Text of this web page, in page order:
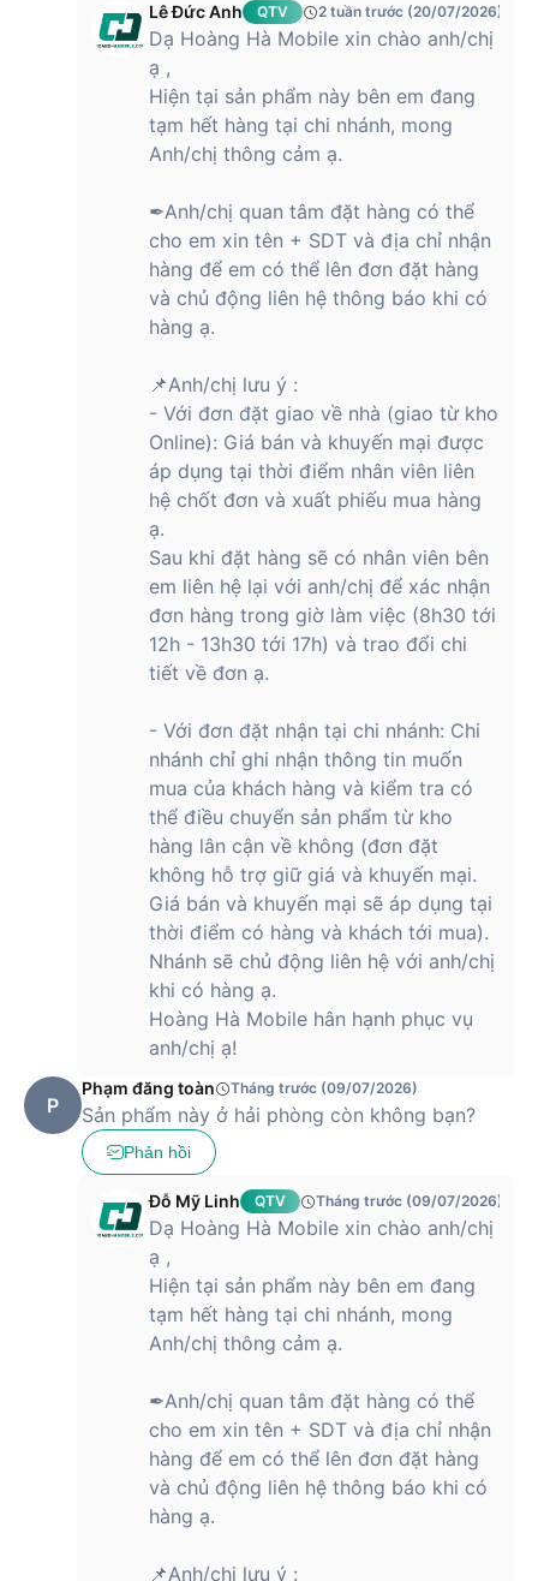
Lê Đức Anh QTV 2 tuần trước (20/07/2026)
Dạ Hoàng Hà Mobile xin chào anh/chị
ạ ,
Hiện tại sản phẩm này bên em đang
tạm hết hàng tại chi nhánh, mong
Anh/chị thông cảm ạ.
✒Anh/chị quan tâm đặt hàng có thể
cho em xin tên + SDT và địa chỉ nhận
hàng để em có thể lên đơn đặt hàng
và chủ động liên hệ thông báo khi có
hàng ạ.
📌Anh/chị lưu ý :
- Với đơn đặt giao về nhà (giao từ kho
Online): Giá bán và khuyến mại được
áp dụng tại thời điểm nhân viên liên
hệ chốt đơn và xuất phiếu mua hàng
ạ.
Sau khi đặt hàng sẽ có nhân viên bên
em liên hệ lại với anh/chị để xác nhận
đơn hàng trong giờ làm việc (8h30 tới
12h - 13h30 tới 17h) và trao đổi chi
tiết về đơn ạ.
- Với đơn đặt nhận tại chi nhánh: Chi
nhánh chỉ ghi nhận thông tin muốn
mua của khách hàng và kiểm tra có
thể điều chuyển sản phẩm từ kho
hàng lân cận về không (đơn đặt
không hỗ trợ giữ giá và khuyến mại.
Giá bán và khuyến mại sẽ áp dụng tại
thời điểm có hàng và khách tới mua).
Nhánh sẽ chủ động liên hệ với anh/chị
khi có hàng ạ.
Hoàng Hà Mobile hân hạnh phục vụ
anh/chị ạ!
P
Phạm đăng toàn Tháng trước (09/07/2026)
Sản phẩm này ở hải phòng còn không bạn?
Phản hồi
Đỗ Mỹ Linh QTV Tháng trước (09/07/2026)
Dạ Hoàng Hà Mobile xin chào anh/chị
ạ ,
Hiện tại sản phẩm này bên em đang
tạm hết hàng tại chi nhánh, mong
Anh/chị thông cảm ạ.
✒Anh/chị quan tâm đặt hàng có thể
cho em xin tên + SDT và địa chỉ nhận
hàng để em có thể lên đơn đặt hàng
và chủ động liên hệ thông báo khi có
hàng ạ.
📌Anh/chị lưu ý :